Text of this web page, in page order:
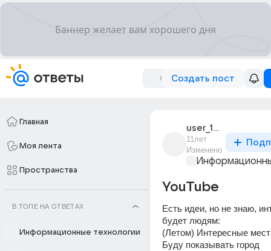
Создать пост
Главная
Моя лента
Пространства
В ТОПЕ НА ОТВЕТАХ
Информационные технологии
user_193715792
11лет
Изменено
YouTube
Есть идеи, но не знаю,
будет людям:
(Летом) Интересные
Буду показывать город